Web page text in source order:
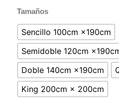
Tamaños
Sencillo 100cm ×190cm
Semidoble 120cm
Doble 140cm ×190cm
King 200cm × 200cm
de
colchón
impermeable
ultra
suave
cantidad